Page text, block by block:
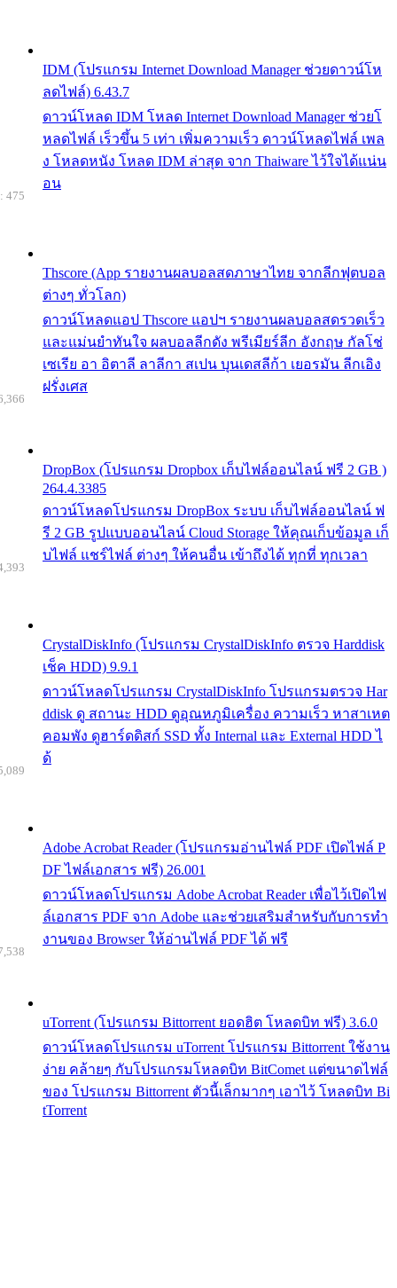
IDM (โปรแกรม Internet Download Manager ช่วยดาวน์โห
ลดไฟล์) 6.43.7
ดาวน์โหลด IDM โหลด Internet Download Manager ช่วยโ
หลดไฟล์ เร็วขึ้น 5 เท่า เพิ่มความเร็ว ดาวน์โหลดไฟล์ เพล
ง โหลดหนัง โหลด IDM ล่าสุด จาก Thaiware ไว้ใจได้แน่น
อน
Thscore (App รายงานผลบอลสดภาษาไทย จากลีกฟุตบอล
ต่างๆ ทั่วโลก)
ดาวน์โหลดแอป Thscore แอปฯ รายงานผลบอลสดรวดเร็ว
และแม่นยำทันใจ ผลบอลลีกดัง พรีเมียร์ลีก อังกฤษ กัลโช่
เซเรีย อา อิตาลี ลาลีกา สเปน บุนเดสลีก้า เยอรมัน ลีกเอิง
ฝรั่งเศส
475
DropBox (โปรแกรม Dropbox เก็บไฟล์ออนไลน์ ฟรี 2 GB )
264.4.3385
ดาวน์โหลดโปรแกรม DropBox ระบบ เก็บไฟล์ออนไลน์ ฟ
รี 2 GB รูปแบบออนไลน์ Cloud Storage ให้คุณเก็บข้อมูล เก็
บไฟล์ แชร์ไฟล์ ต่างๆ ให้คนอื่น เข้าถึงได้ ทุกที่ ทุกเวลา
CrystalDiskInfo (โปรแกรม CrystalDiskInfo ตรวจ Harddisk
เช็ค HDD) 9.9.1
ดาวน์โหลดโปรแกรม CrystalDiskInfo โปรแกรมตรวจ Har
ddisk ดู สถานะ HDD ดูอุณหภูมิเครื่อง ความเร็ว หาสาเหต
คอมพัง ดูฮาร์ดดิสก์ SSD ทั้ง Internal และ External HDD ไ
ด้
Adobe Acrobat Reader (โปรแกรมอ่านไฟล์ PDF เปิดไฟล์ P
DF ไฟล์เอกสาร ฟรี) 26.001
ดาวน์โหลดโปรแกรม Adobe Acrobat Reader เพื่อไว้เปิดไฟ
ล์เอกสาร PDF จาก Adobe และช่วยเสริมสำหรับกับการทำ
งานของ Browser ให้อ่านไฟล์ PDF ได้ ฟรี
uTorrent (โปรแกรม Bittorrent ยอดฮิต โหลดบิท ฟรี) 3.6.0
ดาวน์โหลดโปรแกรม uTorrent โปรแกรม Bittorrent ใช้งาน
ง่าย คล้ายๆ กับโปรแกรมโหลดบิท BitComet แต่ขนาดไฟล์
ของ โปรแกรม Bittorrent ตัวนี้เล็กมากๆ เอาไว้ โหลดบิท Bi
tTorrent